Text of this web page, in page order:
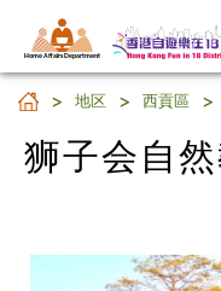
Home Affairs Department
狮子会自
地区 西貢區
狮子会自